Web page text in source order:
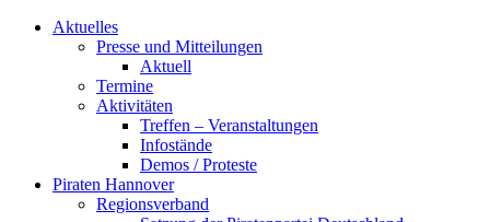
Aktuelles
Presse und Mitteilungen
Aktuell
Termine
Aktivitäten
Treffen – Veranstaltungen
Infostände
Demos / Proteste
Piraten Hannover
Regionsverband